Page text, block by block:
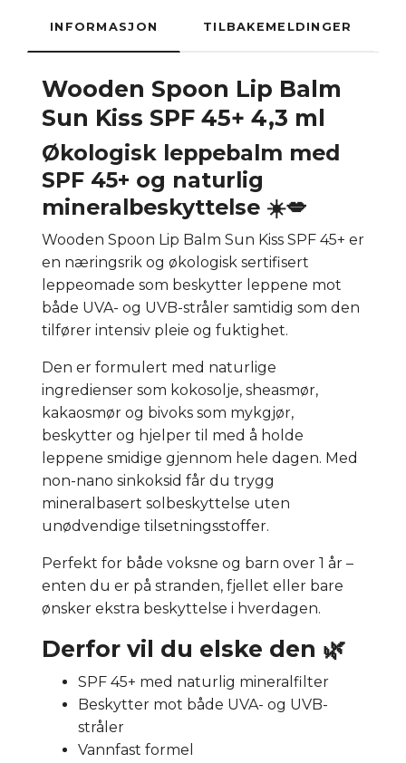
INFORMASJON TILBAKEMELDINGER
Wooden Spoon Lip Balm
Sun Kiss SPF 45+ 4,3 ml
Økologisk leppebalm med
SPF 45+ og naturlig
mineralbeskyttelse ☀️💋
Wooden Spoon Lip Balm Sun Kiss SPF 45+ er
en næringsrik og økologisk sertifisert
leppeomade som beskytter leppene mot
både UVA- og UVB-stråler samtidig som den
tilfører intensiv pleie og fuktighet.
Den er formulert med naturlige
ingredienser som kokosolje, sheasmør,
kakaosmør og bivoks som mykgjør,
beskytter og hjelper til med å holde
leppene smidige gjennom hele dagen. Med
non-nano sinkoksid får du trygg
mineralbasert solbeskyttelse uten
unødvendige tilsetningsstoffer.
Perfekt for både voksne og barn over 1 år –
enten du er på stranden, fjellet eller bare
ønsker ekstra beskyttelse i hverdagen.
Derfor vil du elske den 🌿
SPF 45+ med naturlig mineralfilter
Beskytter mot både UVA- og UVB-
stråler
Vannfast formel